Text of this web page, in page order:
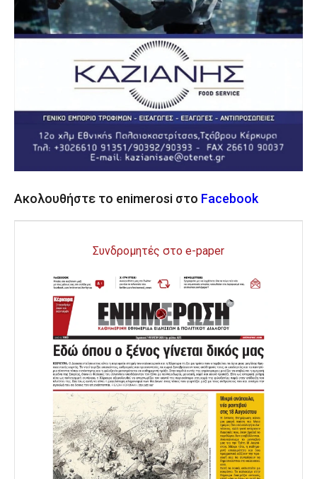
Ακολουθήστε το enimerosi στο Facebook
Συνδρομητές στο e-paper